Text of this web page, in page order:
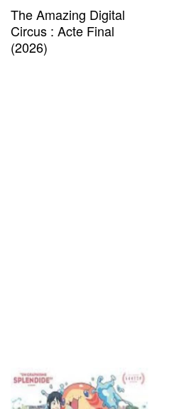
The Amazing Digital
Circus : Acte Final
(2026)